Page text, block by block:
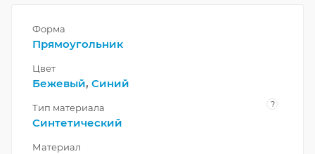
Форма
Прямоугольник
Цвет
Бежевый, Синий
Тип материала ?
Синтетический
Материал